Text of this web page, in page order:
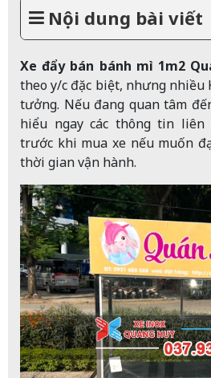
Nội dung bài viết
Xe đẩy bán bánh mì 1m2
theo y/c đặc biệt, nhưng nhiều
tưởng. Nếu đang quan tâm
hiểu ngay các thông tin liên
trước khi mua xe nếu muốn
thời gian vận hành.